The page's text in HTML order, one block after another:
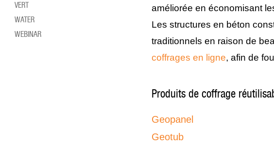
améliorée en économisant
Les structures en béton
traditionnels en raison de
coffrages en ligne, afin de
Produits de coffrage
Geopanel
Geotub
VERT
WATER
WEBINAR